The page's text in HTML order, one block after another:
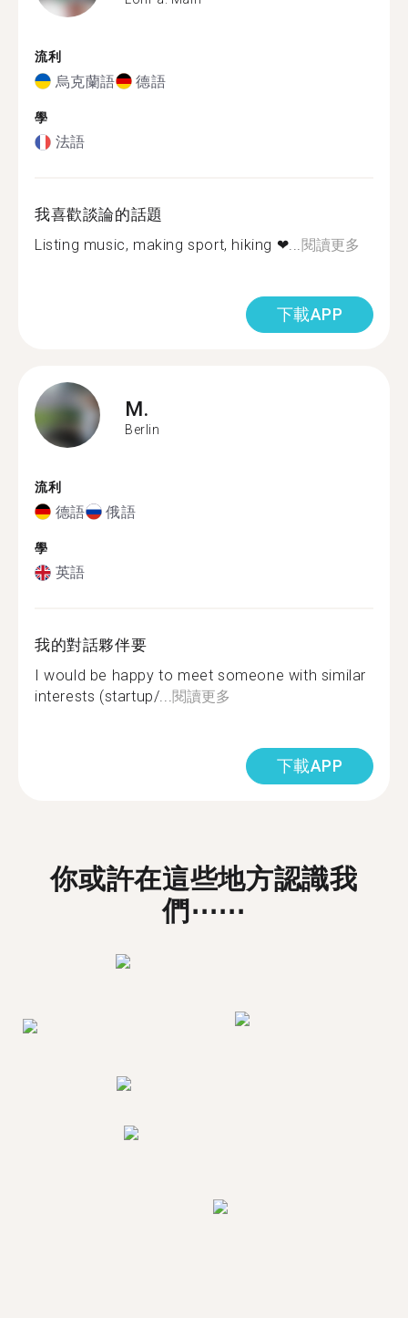
流利
烏克蘭語 德語
學
法語
我喜歡談論的話題
Listing music, making sport, hiking ❤...閱讀更多
下載APP
M.
Berlin
流利
德語 俄語
學
英語
我的對話夥伴要
I would be happy to meet someone with similar
interests (startup/...閱讀更多
下載APP
你或許在這些地方認識我
們⋯⋯